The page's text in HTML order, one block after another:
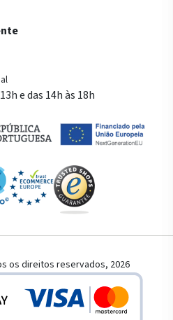
e das 14h às 18h
os direitos reservados, 2026